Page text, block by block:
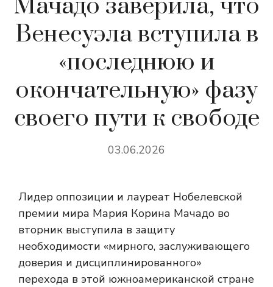
Мачадо заверила, что
Венесуэла вступила в
«последнюю и
окончательную» фазу
своего пути к свободе
03.06.2026
Лидер оппозиции и лауреат Нобелевской
премии мира Мария Корина Мачадо во
вторник выступила в защиту
необходимости «мирного, заслуживающего
доверия и дисциплинированного»
перехода в этой южноамериканской стране